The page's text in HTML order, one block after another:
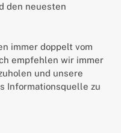
den neuesten
immer doppelt vom
empfehlen wir immer
und unsere
Informationsquelle zu